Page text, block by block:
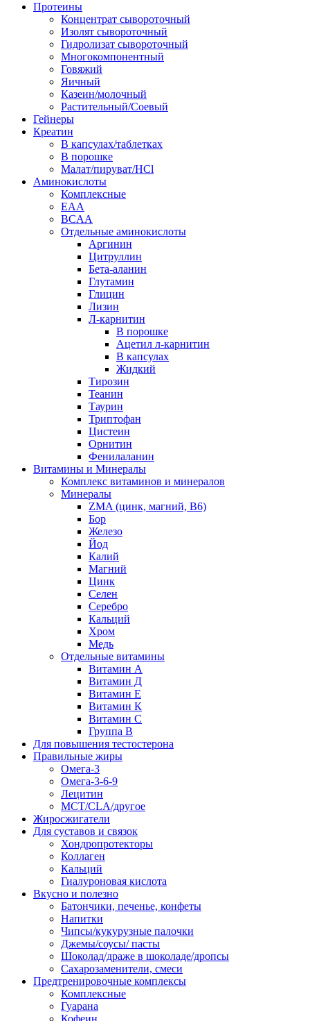
Протеины
Концентрат сывороточный
Изолят сывороточный
Гидролизат сывороточный
Многокомпонентный
Говяжий
Яичный
Казеин/молочный
Растительный/Соевый
Гейнеры
Креатин
В капсулах/таблетках
В порошке
Малат/пируват/HCl
Аминокислоты
Комплексные
EAA
BCAA
Отдельные аминокислоты
Аргинин
Цитруллин
Бета-аланин
Глутамин
Глицин
Лизин
Л-карнитин
В порошке
Ацетил л-карнитин
В капсулах
Жидкий
Тирозин
Теанин
Таурин
Триптофан
Цистеин
Орнитин
Фенилаланин
Витамины и Минералы
Комплекс витаминов и минералов
Минералы
ZMA (цинк, магний, В6)
Бор
Железо
Йод
Калий
Магний
Цинк
Селен
Серебро
Кальций
Хром
Медь
Отдельные витамины
Витамин А
Витамин Д
Витамин Е
Витамин К
Витамин С
Группа В
Для повышения тестостерона
Правильные жиры
Омега-3
Омега-3-6-9
Лецитин
MCT/CLA/другое
Жиросжигатели
Для суставов и связок
Хондропротекторы
Коллаген
Кальций
Гиалуроновая кислота
Вкусно и полезно
Батончики, печенье, конфеты
Напитки
Чипсы/кукурузные палочки
Джемы/соусы/ пасты
Шоколад/драже в шоколаде/дропсы
Сахарозаменители, смеси
Предтренировочные комплексы
Комплексные
Гуарана
Кофеин